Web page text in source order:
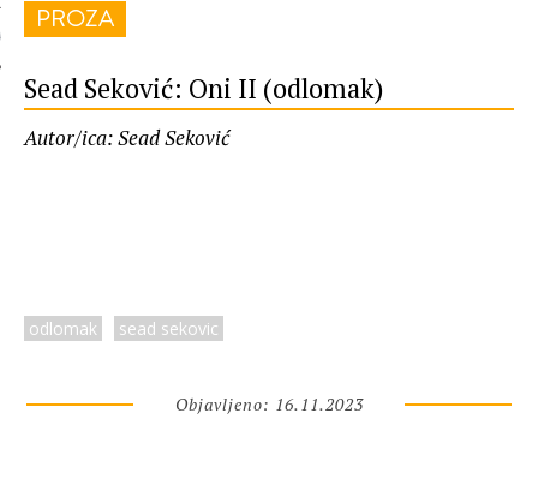
PROZA
Sead Seković: Oni II (odlomak)
Autor/ica: Sead Seković
odlomak sead sekovic
Objavljeno: 16.11.2023